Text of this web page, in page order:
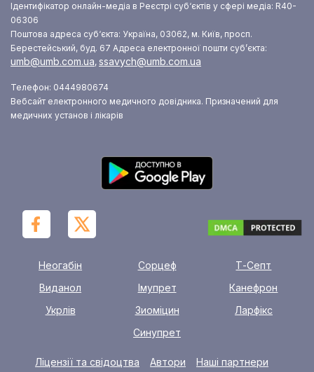
Ідентифікатор онлайн-медіа в Реєстрі суб‘єктів у сфері медіа: R40-
06306
Поштова адреса суб‘єкта: Україна, 03062, м. Київ, просп.
Берестейський, буд. 67 Адреса електронної пошти суб’єкта:
umb@umb.com.ua, ssavych@umb.com.ua
Телефон: 0444980674
Вебсайт електронного медичного довідника. Призначений для
медичних установ і лікарів
Неогабін Сорцеф
Т-Септ
Виданол
Імупрет
Канефрон
Укрлів
Зиоміцин
Ларфікс
Синупрет
Ліцензії та свідоцтва Автори Наші партнери